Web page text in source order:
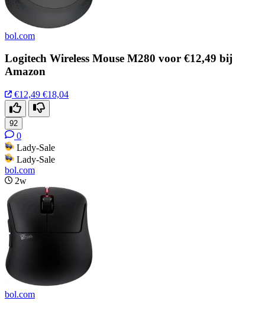
bol.com
Logitech Wireless Mouse M280 voor €12,49 bij
Amazon
€12,49 €18,04
92
0
Lady-Sale
Lady-Sale
bol.com
2w
bol.com